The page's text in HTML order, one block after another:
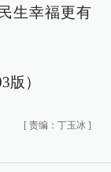
生幸福更有
版）
[ 责编：丁玉冰 ]